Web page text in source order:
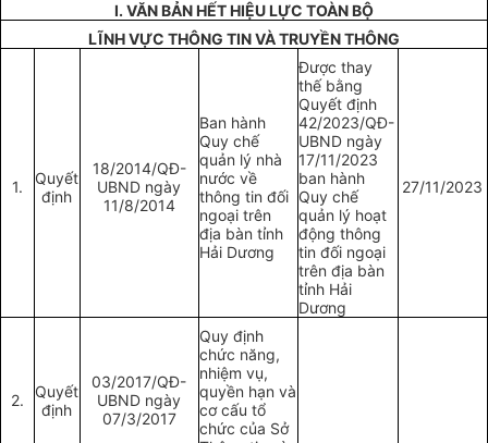
I. VĂN BẢN HẾT HIỆU LỰC TOÀN BỘ
LĨNH VỰC THÔNG TIN VÀ TRUYỀN THÔNG
1.
Quyết
định
18/2014/QĐ-
UBND ngày
11/8/2014
Ban hành
Quy chế
quản lý nhà
nước về
thông tin đối
ngoại trên
địa bàn tỉnh
Hải Dương
Được thay
thế bằng
Quyết định
42/2023/QĐ-
UBND ngày
17/11/2023
ban hành
Quy chế
quản lý hoạt
động thông
tin đối ngoại
trên địa bàn
tỉnh Hải
Dương
27/11/2023
2.
Quyết
định
03/2017/QĐ-
UBND ngày
07/3/2017
Quy định
chức năng,
nhiệm vụ,
quyền hạn và
cơ cấu tổ
chức của Sở